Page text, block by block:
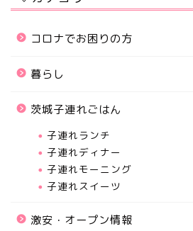
コロナでお困りの方
暮らし
茨城子連れごはん
子連れランチ
子連れディナー
子連れモーニング
子連れスイーツ
激安・オープン情報